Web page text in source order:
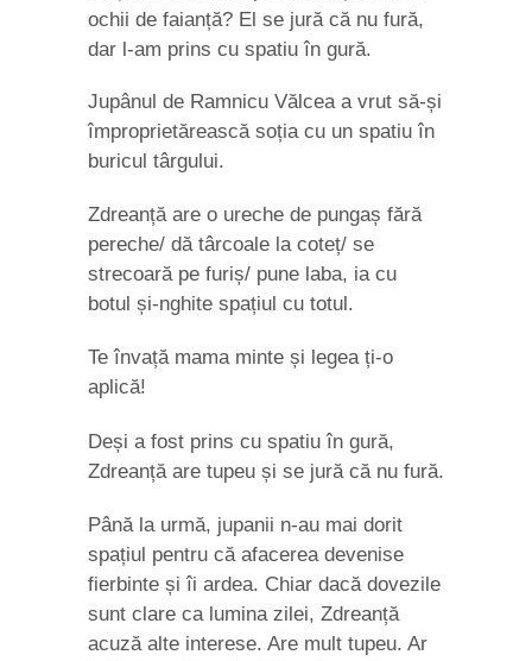
ochii de faianță? El se jură că nu fură,
dar l-am prins cu spatiu în gură.
Jupânul de Ramnicu Vălcea a vrut să-și
împroprietărească soția cu un spatiu în
buricul târgului.
Zdreanță are o ureche de pungaș fără
pereche/ dă târcoale la coteț/ se
strecoară pe furiș/ pune laba, ia cu
botul și-nghite spațiul cu totul.
Te învață mama minte și legea ți-o
aplică!
Deși a fost prins cu spatiu în gură,
Zdreanță are tupeu și se jură că nu fură.
Până la urmă, jupanii n-au mai dorit
spațiul pentru că afacerea devenise
fierbinte și îi ardea. Chiar dacă dovezile
sunt clare ca lumina zilei, Zdreanță
acuză alte interese. Are mult tupeu. Ar